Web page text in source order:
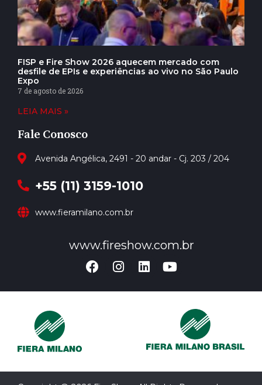
FISP e Fire Show 2026 aquecem mercado com
desfile de EPIs e experiências ao vivo no São Paulo
Expo
7 de agosto de 2026
LEIA MAIS »
Fale Conosco
Avenida Angélica, 2491 - 20 andar - Cj. 203 / 204
+55 (11) 3159-1010
www.fieramilano.com.br
www.fireshow.com.br